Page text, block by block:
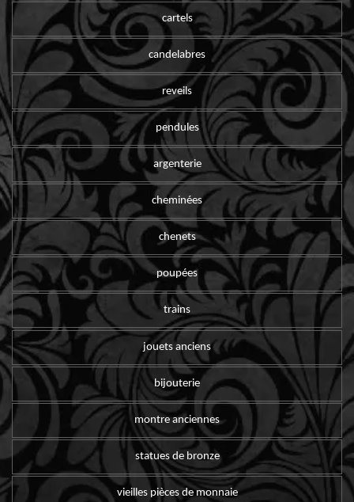
cartels
candelabres
reveils
pendules
argenterie
cheminées
chenets
poupées
trains
jouets anciens
bijouterie
montre anciennes
statues de bronze
vieilles pièces de monnaie